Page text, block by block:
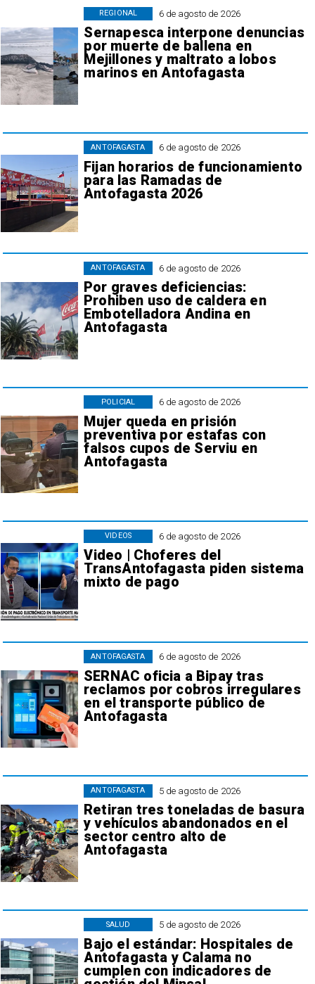
6 de agosto de 2026
Sernapesca interpone denuncias
por muerte de ballena en
Mejillones y maltrato a lobos
marinos en Antofagasta
REGIONAL
6 de agosto de 2026
Fijan horarios de funcionamiento
para las Ramadas de
Antofagasta 2026
ANTOFAGASTA
6 de agosto de 2026
Por graves deficiencias:
Prohiben uso de caldera en
Embotelladora Andina en
Antofagasta
ANTOFAGASTA
6 de agosto de 2026
Mujer queda en prisión
preventiva por estafas con
falsos cupos de Serviu en
Antofagasta
POLICIAL
6 de agosto de 2026
Video | Choferes del
TransAntofagasta piden sistema
mixto de pago
VIDEOS
6 de agosto de 2026
SERNAC oficia a Bipay tras
reclamos por cobros irregulares
en el transporte público de
Antofagasta
ANTOFAGASTA
5 de agosto de 2026
Retiran tres toneladas de basura
y vehículos abandonados en el
sector centro alto de
Antofagasta
ANTOFAGASTA
5 de agosto de 2026
Bajo el estándar: Hospitales de
Antofagasta y Calama no
cumplen con indicadores de
SALUD